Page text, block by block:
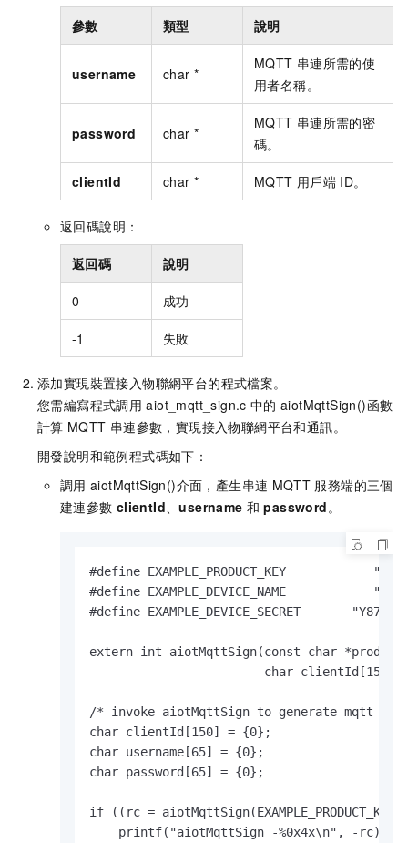
參數 類型 說明
username char *
MQTT 串連所需的使
用者名稱。
password char *
MQTT 串連所需的密
碼。
clientId char * MQTT 用戶端 ID。
返回碼說明：
返回碼 說明
0 成功
-1 失敗
添加實現裝置接入物聯網平台的程式檔案。
您需編寫程式調用 aiot_mqtt_sign.c 中的 aiotMqttSign()函數
計算 MQTT 串連參數，實現接入物聯網平台和通訊。
開發說明和範例程式碼如下：
調用 aiotMqttSign()介面，產生串連 MQTT 服務端的三個
建連參數 clientId 、username 和 password 。
#define EXAMPLE_PRODUCT_KEY
#define EXAMPLE_DEVICE_NAME
#define EXAMPLE_DEVICE_SECRET
extern int aiotMqttSign(const char
char
/* invoke aiotMqttSign to generate mqtt
char clientId[150] = {0};
char username[65] = {0};
char password[65] = {0};
if ((rc = aiotMqttSign(EXAMPLE_PRODUCT_KEY,
    printf("aiotMqttSign -%0x4x\n", -rc);